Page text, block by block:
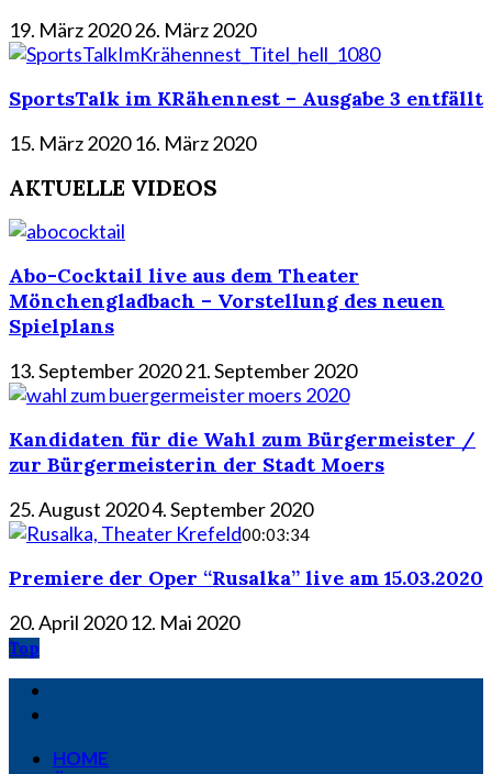
19. März 202026. März 2020
SportsTalk im KRähennest – Ausgabe 3 entfällt
15. März 2020 16. März 2020
AKTUELLE VIDEOS
Abo-Cocktail live aus dem Theater
Mönchengladbach – Vorstellung des neuen
Spielplans
13. September 202021. September 2020
Kandidaten für die Wahl zum Bürgermeister /
zur Bürgermeisterin der Stadt Moers
25. August 20204. September 2020
00:03:34
Premiere der Oper “Rusalka” live am 15.03.2020
20. April 2020 12. Mai 2020
Top
HOME